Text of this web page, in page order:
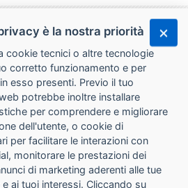
CHI SIAMO
CONTATTI
è la nostra priorità
cookie tecnici o altre tecnologie
corretto funzionamento e per
esso presenti. Previo il tuo
potrebbe inoltre installare
per comprendere e migliorare
dell'utente, o cookie di
per facilitare le interazioni con
monitorare le prestazioni dei
di marketing aderenti alle tue
ai tuoi interessi. Cliccando su